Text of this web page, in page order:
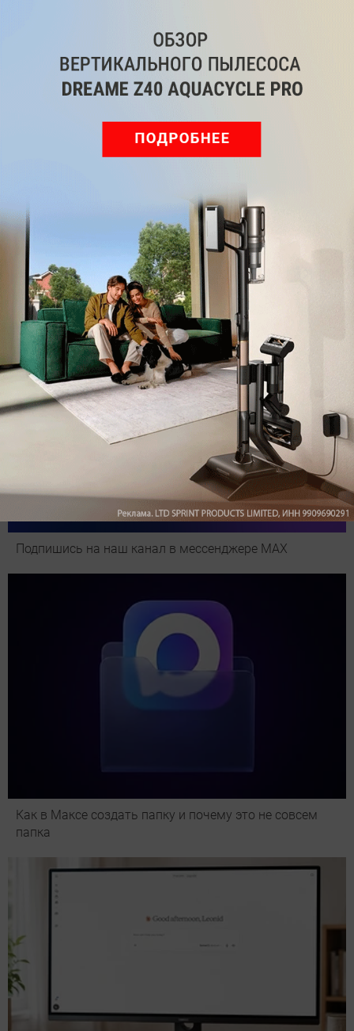
Обзор вертикального пылесоса Dreame Z40 AquaCycle
Pro: гибкий подход к уборке
Подпишись на наш канал в мессенджере МАХ
Как в Максе создать папку и почему это не совсем
папка